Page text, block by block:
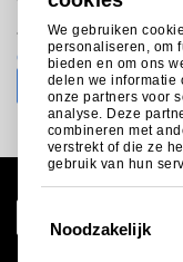
We gebruiken
personaliseren, om
bieden en om ons
delen we informatie
onze partners voor
analyse. Deze
combineren met
verstrekt of die ze
gebruik van hun
Noodzakelijk
+31 (0)251